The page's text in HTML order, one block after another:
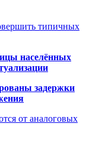
типичных
населённых
задержки
от аналоговых